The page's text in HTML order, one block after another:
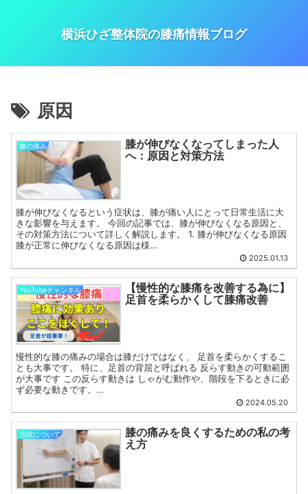
横浜ひざ整体院の膝痛情報ブログ
原因
膝の痛み
膝が伸びなくなってしまった人
へ：原因と対策方法
膝が伸びなくなるという症状は、膝が痛い人にとって日常生活に大
きな影響を与えます。 今回の記事では、膝が伸びなくなる原因と、
その対策方法について詳しく解説します。 1. 膝が伸びなくなる原因
膝が正常に伸びなくなる原因は様…
2025.01.13
YouTubeチャンネル
【慢性的な膝痛を改善する為に】
足首を柔らかくして膝痛改善
慢性的な膝の痛みの場合は膝だけではなく、 足首を柔らかくするこ
とも大事です。 特に、足首の背屈と呼ばれる 反らす動きの可動範囲
が大事です この反らす動きは しゃがむ動作や、階段を下るときに必
ず必要な動きです。…
2024.05.20
当院について
膝の痛みを良くするための私の考
え方